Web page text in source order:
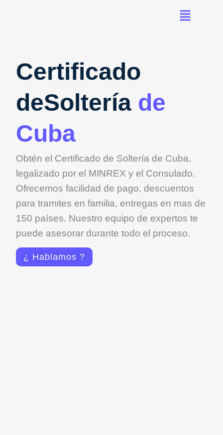
Certificado
deSoltería de
Cuba
Obtén el Certificado de Soltería de Cuba,
legalizado por el MINREX y el Consulado.
Ofrecemos facilidad de pago, descuentos
para tramites en familia, entregas en mas de
150 países. Nuestro equipo de expertos te
puede asesorar durante todo el proceso.
¿ Hablamos ?